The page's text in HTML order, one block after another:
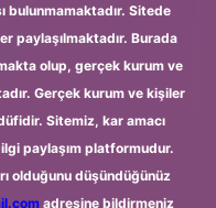
bulunmamaktadır. Sitede
paylaşılmaktadır. Burada
olup, gerçek kurum ve
Gerçek kurum ve kişiler
Sitemiz, kar amacı
paylaşım platformudur.
olduğunu düşündüğünüz
adresine bildirmeniz